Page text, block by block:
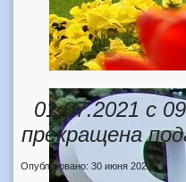
01.07.2021 с
прекращена
Опубликовано: 30 июня 2021